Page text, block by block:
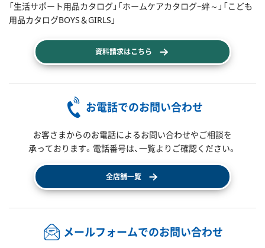
「生活サポート用品カタログ」「ホームケアカタログ~絆～」「こども
用品カタログBOYS＆GIRLS」
資料請求はこちら
お電話でのお問い合わせ
お客さまからのお電話によるお問い合わせやご相談を
承っております。電話番号は、一覧よりご確認ください。
全店舗一覧
メールフォームでのお問い合わせ